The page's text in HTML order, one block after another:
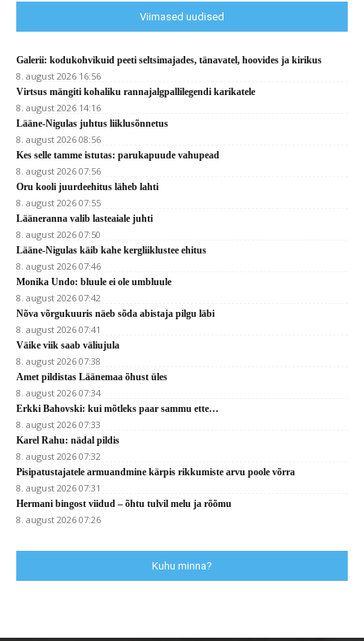
Viimased uudised
Galerii: kodukohvikuid peeti seltsimajades, tänavatel, hoovides ja kirikus
8. august 2026 16:56
Virtsus mängiti kohaliku rannajalgpallilegendi karikatele
8. august 2026 14:16
Lääne-Nigulas juhtus liiklusõnnetus
8. august 2026 08:56
Kes selle tamme istutas: parukapuude vahupead
8. august 2026 07:56
Oru kooli juurdeehitus läheb lahti
8. august 2026 07:55
Lääneranna valib lasteaiale juhti
8. august 2026 07:50
Lääne-Nigulas käib kahe kergliiklustee ehitus
8. august 2026 07:46
Monika Undo: bluule ei ole umbluule
8. august 2026 07:42
Nõva võrgukuuris näeb sõda abistaja pilgu läbi
8. august 2026 07:41
Väike viik saab väliujula
8. august 2026 07:38
Amet pildistas Läänemaa õhust üles
8. august 2026 07:34
Erkki Bahovski: kui mõtleks paar sammu ette…
8. august 2026 07:33
Karel Rahu: nädal pildis
8. august 2026 07:32
Pisipatustajatele armuandmine kärpis rikkumiste arvu poole võrra
8. august 2026 07:31
Hermani bingost viidud – õhtu tulvil melu ja rõõmu
8. august 2026 07:26
Kuhu minna?